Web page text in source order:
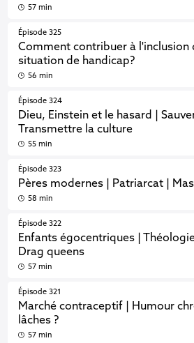
57 min
Épisode 325
Comment contribuer à l'inclusion
situation de handicap?
56 min
Épisode 324
Dieu, Einstein et le hasard |
Transmettre la culture
55 min
Épisode 323
Pères modernes | Patriarcat |
58 min
Épisode 322
Enfants égocentriques |
Drag queens
57 min
Épisode 321
Marché contraceptif | Humour
lâches ?
57 min